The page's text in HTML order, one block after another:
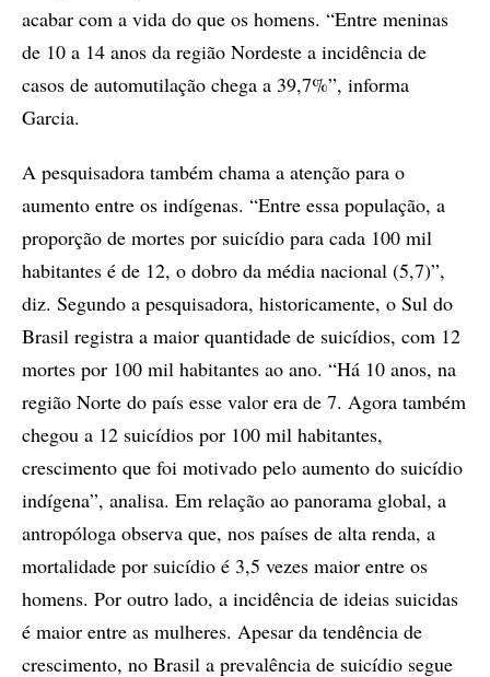
acabar com a vida do que os homens. “Entre meninas
de 10 a 14 anos da região Nordeste a incidência de
casos de automutilação chega a 39,7%”, informa
Garcia.
A pesquisadora também chama a atenção para o
aumento entre os indígenas. “Entre essa população, a
proporção de mortes por suicídio para cada 100 mil
habitantes é de 12, o dobro da média nacional (5,7)”,
diz. Segundo a pesquisadora, historicamente, o Sul do
Brasil registra a maior quantidade de suicídios, com 12
mortes por 100 mil habitantes ao ano. “Há 10 anos, na
região Norte do país esse valor era de 7. Agora também
chegou a 12 suicídios por 100 mil habitantes,
crescimento que foi motivado pelo aumento do suicídio
indígena”, analisa. Em relação ao panorama global, a
antropóloga observa que, nos países de alta renda, a
mortalidade por suicídio é 3,5 vezes maior entre os
homens. Por outro lado, a incidência de ideias suicidas
é maior entre as mulheres. Apesar da tendência de
crescimento, no Brasil a prevalência de suicídio segue